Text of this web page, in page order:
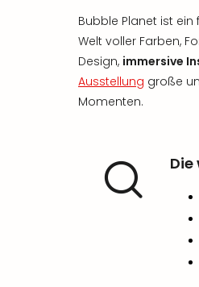
Bubble Planet ist ein
Welt voller Farben,
Design, immersive
Ausstellung große
Momenten.